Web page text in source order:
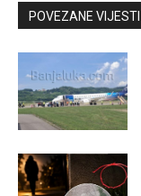
POVEZANE VIJESTI